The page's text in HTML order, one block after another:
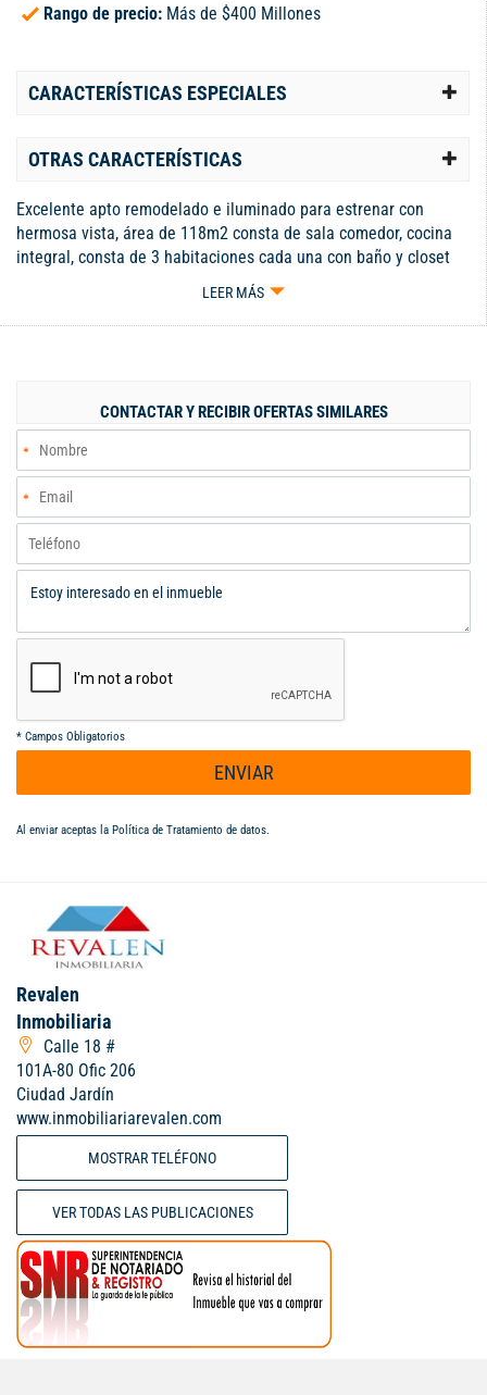
Rango de precio: Más de $400 Millones
CARACTERÍSTICAS ESPECIALES
OTRAS CARACTERÍSTICAS
Excelente apto remodelado e iluminado para estrenar con
hermosa vista, área de 118m2 consta de sala comedor, cocina
integral, consta de 3 habitaciones cada una con baño y closet
alcoba principal con vestier parqueadero lineal para 2 vehículos,
niños y adultos, juegos infantiles, zona verdes, seguridad
LEER MÁS
CONTACTAR Y RECIBIR OFERTAS SIMILARES
* Campos Obligatorios
ENVIAR
Al enviar aceptas la Política de Tratamiento de datos.
Revalen
Inmobiliaria
Calle 18 #
101A-80 Ofic 206
Ciudad Jardín
www.inmobiliariarevalen.com
MOSTRAR TELÉFONO
VER TODAS LAS PUBLICACIONES